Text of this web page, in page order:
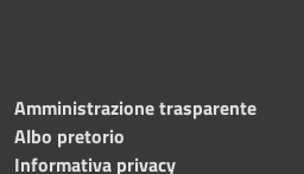
Amministrazione trasparente
Albo pretorio
Informativa privacy